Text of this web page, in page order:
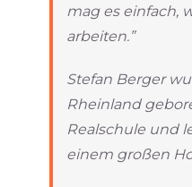
mag es einfach,
arbeiten.”
Stefan Berger
Rheinland
Realschule und
einem großen